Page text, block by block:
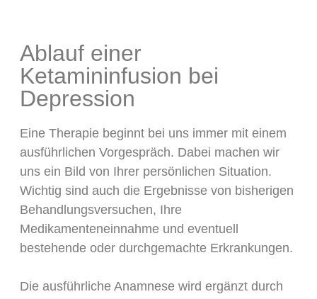
Ablauf einer
Ketamininfusion bei
Depression
Eine Therapie beginnt bei uns immer mit einem
ausführlichen Vorgespräch. Dabei machen wir
uns ein Bild von Ihrer persönlichen Situation.
Wichtig sind auch die Ergebnisse von bisherigen
Behandlungsversuchen, Ihre
Medikamenteneinnahme und eventuell
bestehende oder durchgemachte Erkrankungen.
Die ausführliche Anamnese wird ergänzt durch